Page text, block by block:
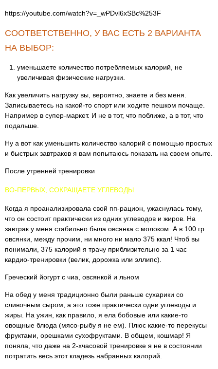
https://youtube.com/watch?v=_wPDvl6xSBc%253F
СООТВЕТСТВЕННО, У ВАС ЕСТЬ 2 ВАРИАНТА
НА ВЫБОР:
уменьшаете количество потребляемых калорий, не
увеличивая физические нагрузки.
Как увеличить нагрузку вы, вероятно, знаете и без меня.
Записываетесь на какой-то спорт или ходите пешком почаще.
Например в супер-маркет. И не в тот, что поближе, а в тот, что
подальше.
Ну а вот как уменьшить количество калорий с помощью простых
и быстрых завтраков я вам попытаюсь показать на своем опыте.
После утренней тренировки
ВО-ПЕРВЫХ, СОКРАЩАЕТЕ УГЛЕВОДЫ
Когда я проанализировала свой пп-рацион, ужаснулась тому,
что он состоит практически из одних углеводов и жиров. На
завтрак у меня стабильно была овсянка с молоком. А в 100 гр.
овсянки, между прочим, ни много ни мало 375 ккал! Чтоб вы
понимали, 375 калорий я трачу приблизительно за 1 час
кардио-тренировки (велик, дорожка или эллипс).
Греческий йогурт с чиа, овсянкой и льном
На обед у меня традиционно были раньше сухарики со
сливочным сыром, а это тоже практически одни углеводы и
жиры. На ужин, как правило, я ела бобовые или какие-то
овощные блюда (мясо-рыбу я не ем). Плюс какие-то перекусы
фруктами, орешками сухофруктами. В общем, кошмар! Я
поняла, что даже на 2-хчасовой тренировке я не в состоянии
потратить весь этот кладезь набранных калорий.